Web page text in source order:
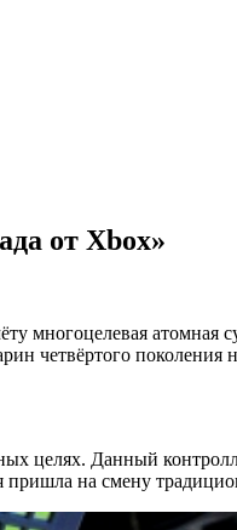
от Xbox»
многоцелевая атомная
четвёртого поколения
целях. Данный
на смену